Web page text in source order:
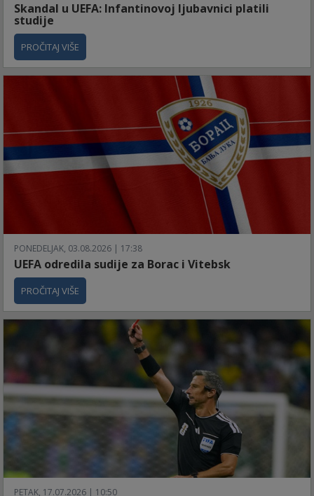
Skandal u UEFA: Infantinovoj ljubavnici platili
studije
PROČITAJ VIŠE
PONEDELJAK, 03.08.2026 | 17:38
UEFA odredila sudije za Borac i Vitebsk
PROČITAJ VIŠE
PETAK, 17.07.2026 | 10:50